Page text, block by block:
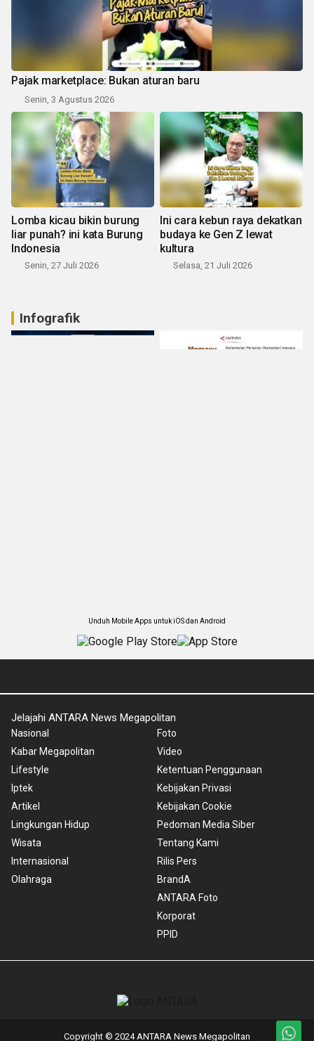
Pajak marketplace: Bukan aturan baru
Senin, 3 Agustus 2026
Lomba kicau bikin burung
liar punah? ini kata Burung
Indonesia
Senin, 27 Juli 2026
Ini cara kebun raya dekatkan
budaya ke Gen Z lewat
kultura
Selasa, 21 Juli 2026
Infografik
Unduh Mobile Apps untuk iOS dan Android
Jelajahi ANTARA News Megapolitan
Nasional
Kabar Megapolitan
Lifestyle
Iptek
Artikel
Lingkungan Hidup
Wisata
Internasional
Olahraga
Foto
Video
Ketentuan Penggunaan
Kebijakan Privasi
Kebijakan Cookie
Pedoman Media Siber
Tentang Kami
Rilis Pers
BrandA
ANTARA Foto
Korporat
PPID
Copyright © 2024 ANTARA News Megapolitan